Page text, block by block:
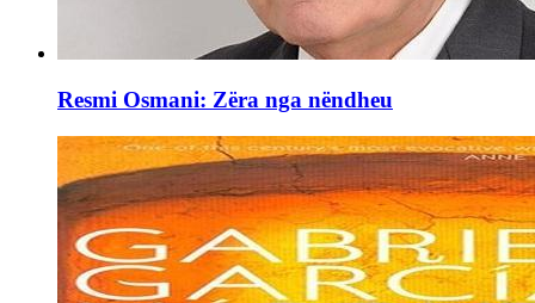
Resmi Osmani: Zëra nga nëndheu